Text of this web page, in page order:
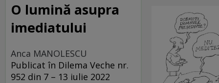
O lumină asupra
imediatului
Anca MANOLESCU
Publicat în Dilema Veche nr.
952 din 7 – 13 iulie 2022